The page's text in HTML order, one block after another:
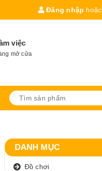
Đăng nhập hoặc
việc
mở cửa
DANH MỤC
Đồ chơi